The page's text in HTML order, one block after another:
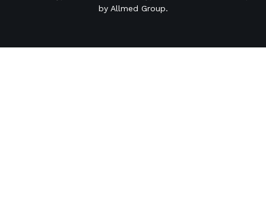
by Allmed Group.